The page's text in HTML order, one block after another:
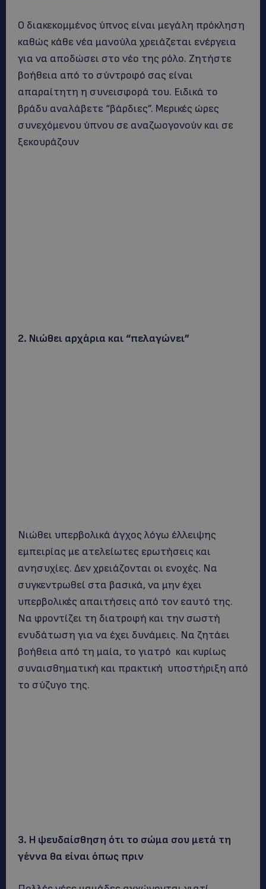
Ο διακεκομμένος ύπνος είναι μεγάλη πρόκληση
καθώς κάθε νέα μανούλα χρειάζεται ενέργεια
για να αποδώσει στο νέο της ρόλο. Ζητήστε
βοήθεια από το σύντροφό σας είναι
απαραίτητη η συνεισφορά του. Ειδικά το
βράδυ αναλάβετε “βάρδιες”. Μερικές ώρες
συνεχόμενου ύπνου σε αναζωογονούν και σε
ξεκουράζουν
2. Νιώθει αρχάρια και “πελαγώνει”
Νιώθει υπερβολικά άγχος λόγω έλλειψης
εμπειρίας με ατελείωτες ερωτήσεις και
ανησυχίες. Δεν χρειάζονται οι ενοχές. Να
συγκεντρωθεί στα βασικά, να μην έχει
υπερβολικές απαιτήσεις από τον εαυτό της.
Να φροντίζει τη διατροφή και την σωστή
ενυδάτωση για να έχει δυνάμεις. Να ζητάει
βοήθεια από τη μαία, το γιατρό και κυρίως
συναισθηματική και πρακτική υποστήριξη από
το σύζυγο της.
3. Η ψευδαίσθηση ότι το σώμα σου μετά τη
γέννα θα είναι όπως πριν